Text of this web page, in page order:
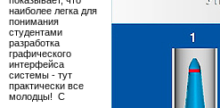
наиболее легка для
понимания
студентами
разработка
графического
интерфейса
системы - тут
практически все
молодцы! С